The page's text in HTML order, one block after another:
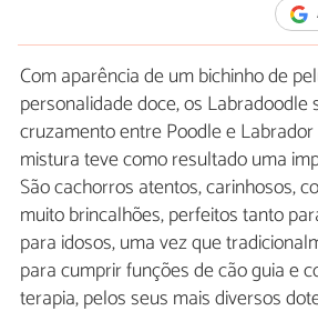
Com aparência de um bichinho de
personalidade doce, os Labradoodle
cruzamento entre Poodle e Labrador
mistura teve como resultado uma
São cachorros atentos, carinhosos,
muito brincalhões, perfeitos tanto
para idosos, uma vez que
para cumprir funções de cão guia e
terapia, pelos seus mais diversos